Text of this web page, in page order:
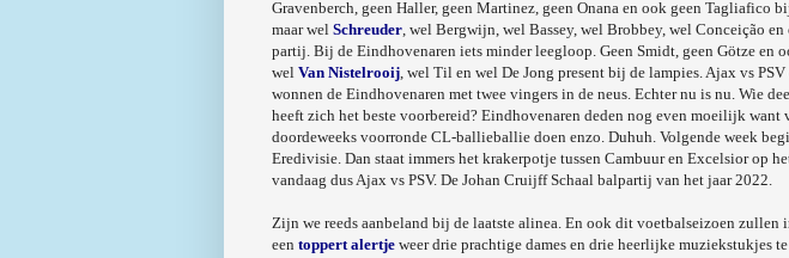
Gravenberch, geen Haller, geen Martinez, geen Onana en ook geen Tagliafico
maar wel Schreuder, wel Bergwijn, wel Bassey, wel Brobbey, wel Conceição
partij. Bij de Eindhovenaren iets minder leegloop. Geen Smidt, geen Götze en
wel Van Nistelrooij, wel Til en wel De Jong present bij de lampies. Ajax vs PSV
wonnen de Eindhovenaren met twee vingers in de neus. Echter nu is nu. Wie
heeft zich het beste voorbereid? Eindhovenaren deden nog even moeilijk want
doordeweeks voorronde CL-ballieballie doen enzo. Duhuh. Volgende week
Eredivisie. Dan staat immers het krakerpotje tussen Cambuur en Excelsior op
vandaag dus Ajax vs PSV. De Johan Cruijff Schaal balpartij van het jaar 2022.
Zijn we reeds aanbeland bij de laatste alinea. En ook dit voetbalseizoen zullen
een toppert alertje weer drie prachtige dames en drie heerlijke muziekstukjes